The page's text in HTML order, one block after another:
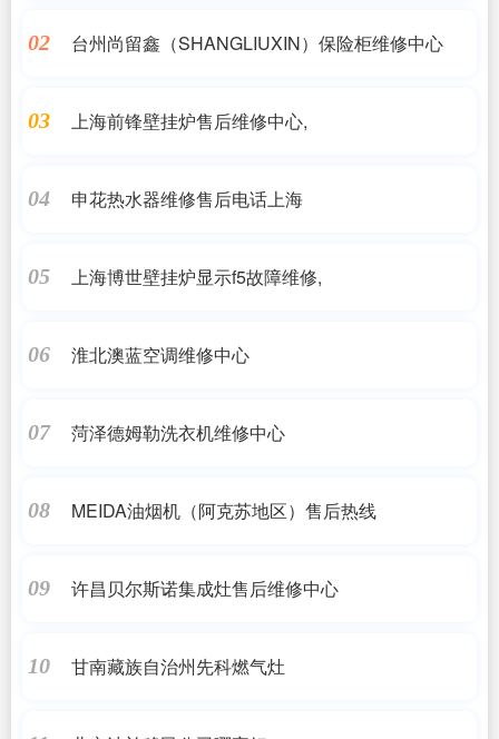
02 台州尚留鑫（SHANGLIUXIN）保险柜维修中心
03 上海前锋壁挂炉售后维修中心,
04 申花热水器维修售后电话上海
05 上海博世壁挂炉显示f5故障维修,
06 淮北澳蓝空调维修中心
07 菏泽德姆勒洗衣机维修中心
08 MEIDA油烟机（阿克苏地区）售后热线
09 许昌贝尔斯诺集成灶售后维修中心
10 甘南藏族自治州先科燃气灶